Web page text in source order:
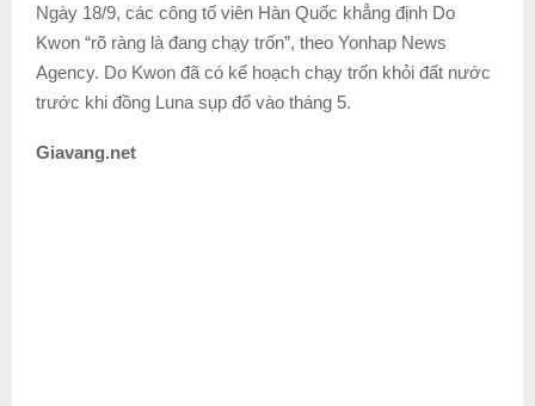
Ngày 18/9, các công tố viên Hàn Quốc khẳng định Do
Kwon “rõ ràng là đang chạy trốn”, theo Yonhap News
Agency. Do Kwon đã có kế hoạch chạy trốn khỏi đất nước
trước khi đồng Luna sụp đổ vào tháng 5.
Giavang.net